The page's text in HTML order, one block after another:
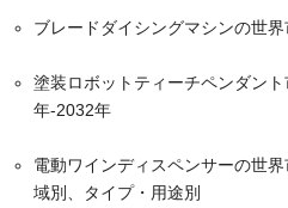
ブレードダイシングマシンの世
塗装ロボットティーチペンダン
年-2032年
電動ワインディスペンサーの世
域別、タイプ・用途別